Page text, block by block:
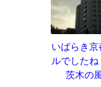
いばらき京
ルでした
茨木の